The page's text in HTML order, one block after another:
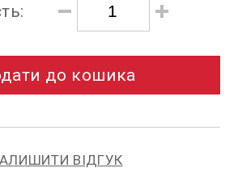
до кошика
ВІДГУК